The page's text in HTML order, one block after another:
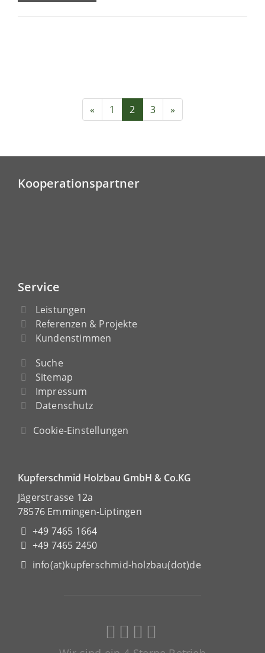
« 1 2 3 »
Kooperationspartner
Service
Leistungen
Referenzen & Projekte
Kundenstimmen
Suche
Sitemap
Impressum
Datenschutz
Cookie-Einstellungen
Kupferschmid Holzbau GmbH & Co.KG
Jägerstrasse 12a
78576 Emmingen-Liptingen
+49 7465 1664
+49 7465 2450
info(at)kupferschmid-holzbau(dot)de